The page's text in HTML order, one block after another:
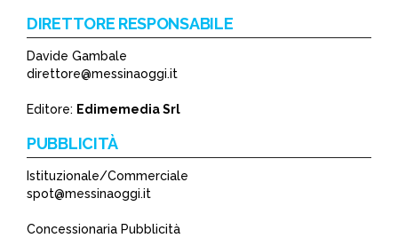
DIRETTORE RESPONSABILE
Davide Gambale
direttore@messinaoggi.it
Editore: Edimemedia Srl
PUBBLICITÀ
Istituzionale/Commerciale
spot@messinaoggi.it
Concessionaria Pubblicità